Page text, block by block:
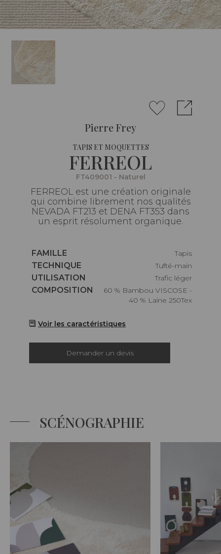
Pierre Frey
TAPIS ET MOQUETTES
FERREOL
FT409001 - Naturel
FERREOL est une création originale
qui combine librement nos qualités
NEVADA FT213 et DENA FT353 dans
un esprit résolument organique.
Caractéristiques
FAMILLE
Tapis
Caractéristiques
TECHNIQUE
Tufté-main
Caractéristiques
UTILISATION
Trafic léger
Caractéristiques
COMPOSITION
60 % Bambou VISCOSE -
40 % Laine 250Tex
Voir les caractéristiques
Demander un devis
SCÉNOGRAPHIE